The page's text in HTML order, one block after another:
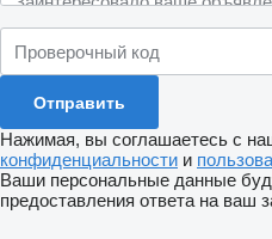
Нажимая, вы соглашаетесь с
конфиденциальности и
Ваши персональные данные
предоставления ответа на ваш